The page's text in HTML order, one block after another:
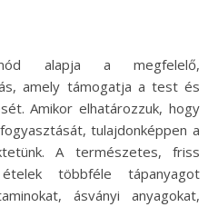
alapja a megfelelő,
amely támogatja a test és
Amikor elhatározzuk, hogy
tulajdonképpen a
A természetes, friss
többféle tápanyagot
ásványi anyagokat,